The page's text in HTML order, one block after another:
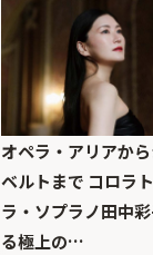
オペラ・アリアか
ベルトまで コロラ
ラ・ソプラノ田中
る極上の…